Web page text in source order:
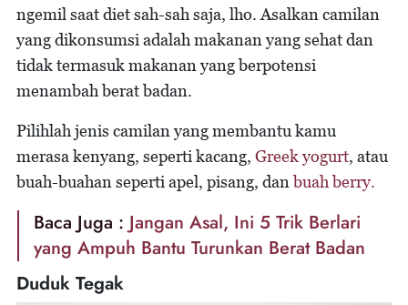
ngemil saat diet sah-sah saja, lho. Asalkan camilan
yang dikonsumsi adalah makanan yang sehat dan
tidak termasuk makanan yang berpotensi
menambah berat badan.
Pilihlah jenis camilan yang membantu kamu
merasa kenyang, seperti kacang, Greek yogurt, atau
buah-buahan seperti apel, pisang, danbuah berry.
Baca Juga : Jangan Asal, Ini 5 Trik Berlari
yang Ampuh Bantu Turunkan Berat Badan
Duduk Tegak